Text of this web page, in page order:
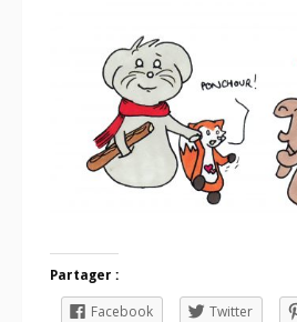
Partager :
Facebook Twitter